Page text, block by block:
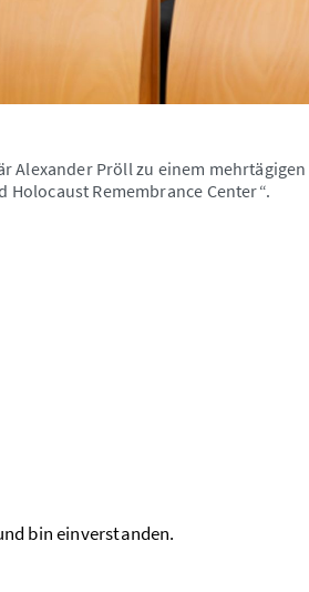
Alexander Pröll zu einem
Holocaust Remembrance Center“.
bin einverstanden.